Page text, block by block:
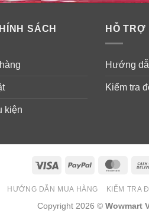
SÁCH
kiện
HỖ
Hướng
Kiểm tra
Visa PayPal
HƯỚNG DẪN MUA HÀNG KIỂM TRA
Copyright 2026 © Wowmart